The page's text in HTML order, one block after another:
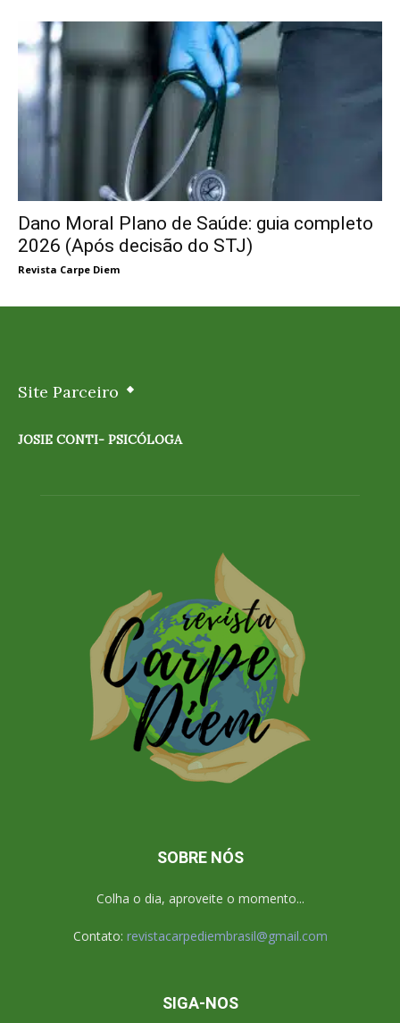
Dano Moral Plano de Saúde: guia completo
2026 (Após decisão do STJ)
Revista Carpe Diem
Site Parceiro
JOSIE CONTI- PSICÓLOGA
SOBRE NÓS
Colha o dia, aproveite o momento...
Contato: revistacarpediembrasil@gmail.com
SIGA-NOS